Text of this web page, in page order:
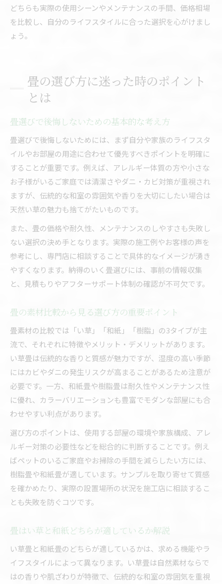
どちらも実際の使用シーンやメンテナンスの手間、価格相場
を比較し、自分のライフスタイルに合った選択を心がけまし
ょう。
畳の選び方に迷った時のポイント
とは
畳選びで後悔しないための基本的な考え方
畳選びで後悔しないためには、まず自分や家族のライフスタ
イルやお部屋の用途に合わせて優先すべきポイントを明確に
することが重要です。例えば、アレルギー体質の方や小さな
お子様がいるご家庭では清潔さやダニ・カビ対策が重視され
ますが、伝統的な和室の雰囲気や香りを大切にしたい場合は
天然い草の魅力も捨てがたいものです。
また、畳の価格や耐久性、メンテナンスのしやすさも失敗し
ない選択の決め手となります。実際の施工例やお客様の声を
参考にし、専門店に相談することで具体的なイメージが湧き
やすくなります。納得のいく畳選びには、事前の情報収集
と、見積もりやアフターサポート体制の確認が不可欠です。
畳の素材比較から見る選び方の重要ポイント
畳素材の比較では「い草」「和紙」「樹脂」の3タイプが主
流で、それぞれに特徴やメリット・デメリットがあります。
い草畳は伝統的な香りと質感が魅力ですが、湿度の高い季節
にはカビやダニの発生リスクが高まることがあるため注意が
必要です。一方、和紙畳や樹脂畳は耐久性やメンテナンス性
に優れ、カラーバリエーションも豊富でモダンな部屋にも合
わせやすい利点があります。
選び方のポイントは、使用する部屋の環境や家族構成、アレ
ルギー対策の必要性などを総合的に判断することです。例え
ばペットのいるご家庭やお掃除の手間を減らしたい方には、
樹脂畳や和紙畳が適しています。サンプルを取り寄せて質感
を確かめたり、実際の設置場所の状況を施工店に相談するこ
とも失敗を防ぐコツです。
畳はい草と和紙どちらが適しているか解説
い草畳と和紙畳のどちらが適しているかは、求める機能やラ
イフスタイルによって異なります。い草畳は自然素材ならで
はの香りや肌ざわりが特徴で、伝統的な和室の雰囲気を重視